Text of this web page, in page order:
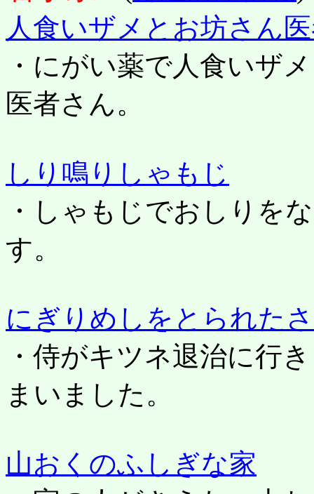
人食いザメとお坊さん
・にがい薬で人食いザ
医者さん。
しり鳴りしゃもじ
・しゃもじでおしりを
す。
にぎりめしをとられた
・侍がキツネ退治に行
まいました。
山おくのふしぎな家